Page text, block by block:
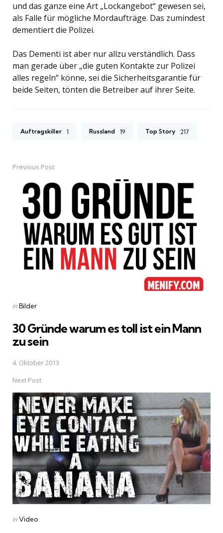
und das ganze eine Art „Lockangebot“ gewesen sei,
als Falle für mögliche Mordaufträge. Das zumindest
dementiert die Polizei.
Das Dementi ist aber nur allzu verständlich. Dass
man gerade über „die guten Kontakte zur Polizei
alles regeln“ könne, sei die Sicherheitsgarantie für
beide Seiten, tönten die Betreiber auf ihrer Seite.
Auftragskiller 1 Russland 19 Top Story 217
Post
navigation
Previous Post
Posted
inBilder
30 Gründe warum es toll ist ein Mann
zu sein
4. Oktober 2013
Next Post
Posted
inVideo